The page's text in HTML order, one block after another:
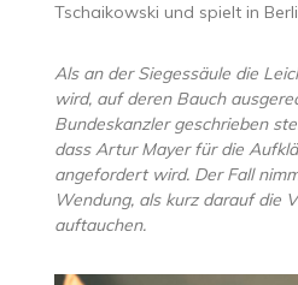
Tschaikowski und spielt in
Als an der Siegessäule die
wird, auf deren Bauch
Bundeskanzler geschrieben
dass Artur Mayer für die
angefordert wird. Der Fall
Wendung, als kurz darauf die
auftauchen.